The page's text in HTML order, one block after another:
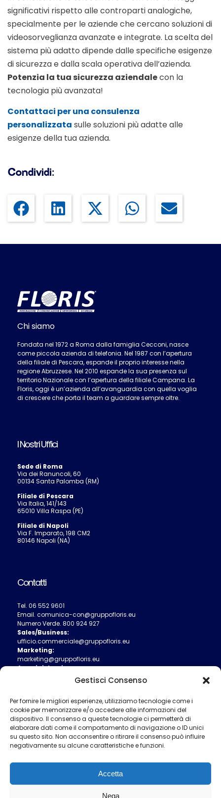
Gestisci Consenso
Per fornire le migliori esperienze, utilizziamo tecnologie come i
cookie per memorizzare e/o accedere alle informazioni del
dispositivo. Il consenso a queste tecnologie ci permetterà di
elaborare dati come il comportamento di navigazione o ID unici
su questo sito. Non acconsentire o ritirare il consenso può influire
negativamente su alcune caratteristiche e funzioni.
Accetta
Nega
significativi rispetto alle controparti analogiche,
specialmente per le aziende che cercano soluzioni di
videosorveglianza avanzate e integrate. La scelta del
sistema più adatto dipende dalle specifiche esigenze
di sicurezza e dalla scala operativa dell’azienda.
Potenzia la tua sicurezza aziendalecon la
tecnologia più avanzata!
Contattaci per una consulenza
personalizzata sulle soluzioni più adatte alle
esigenze della tua azienda.
Condividi:
Chi siamo
Fondata nel 1972 a Roma dalla famiglia Cecconi, nasce
come piccola azienda di telefonia. Nel 1987 con l’apertura
della filiale di Pescara, espande il proprio interesse nella
regione Abruzzese. Nel 2010 espande la sua presenza sul
territorio Nazionale con l’apertura della filiale Campana. La
Floris, oggi è un’azienda all’avanguardia con quella voglia
di crescere che porta il team a guardare sempre oltre.
I Nostri Uffici
Sede di Roma
Via dei Ranuncoli, 60
00134 Santa Palomba (RM)
Filiale di Pescara
Via Italia, 141/143
65010 Villa Raspa (PE)
Filiale di Napoli
Via F. Imparato, 198 CM2
80146 Napoli (NA)
Contatti
Tel. 06 552 9601
Email. comunica-con@gruppofloris.eu
Numero Verde. 800 924 927
Sales/Business:
ufficio.commerciale@gruppofloris.eu
Marketing:
marketing@gruppofloris.eu
Amministrazione:
ufficio.amministrativo@gruppofloris.eu